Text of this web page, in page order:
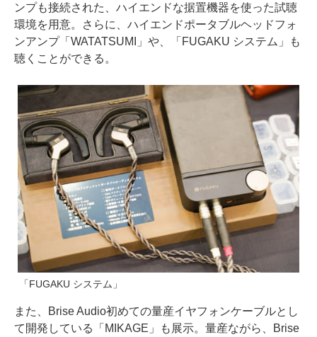
ンプも接続された、ハイエンドな据置機器を使った試聴
環境を用意。さらに、ハイエンドポータブルヘッドフォ
ンアンプ「WATATSUMI」や、「FUGAKU システム」も
聴くことができる。
「FUGAKU システム」
また、Brise Audio初めての量産イヤフォンケーブルとし
て開発している「MIKAGE」も展示。量産ながら、Brise